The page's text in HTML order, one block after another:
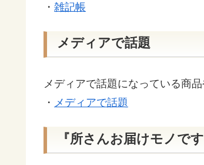
・ 雑記帳
メディアで話題
メディアで話題になっている商
・ メディアで話題
『所さんお届けモノです